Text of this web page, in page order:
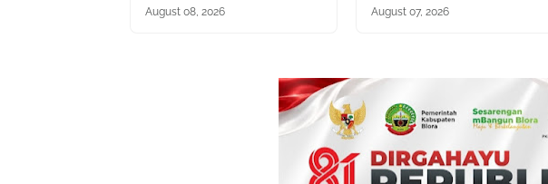
August 08, 2026 August 07, 2026